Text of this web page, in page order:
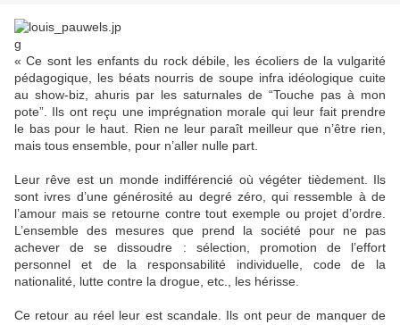
« Ce sont les enfants du rock débile, les écoliers de la vulgarité
pédagogique, les béats nourris de soupe infra idéologique cuite
au show-biz, ahuris par les saturnales de “Touche pas à mon
pote”. Ils ont reçu une imprégnation morale qui leur fait prendre
le bas pour le haut. Rien ne leur paraît meilleur que n’être rien,
mais tous ensemble, pour n’aller nulle part.
Leur rêve est un monde indifférencié où végéter tièdement. Ils
sont ivres d’une générosité au degré zéro, qui ressemble à de
l’amour mais se retourne contre tout exemple ou projet d’ordre.
L’ensemble des mesures que prend la société pour ne pas
achever de se dissoudre : sélection, promotion de l’effort
personnel et de la responsabilité individuelle, code de la
nationalité, lutte contre la drogue, etc., les hérisse.
Ce retour au réel leur est scandale. Ils ont peur de manquer de